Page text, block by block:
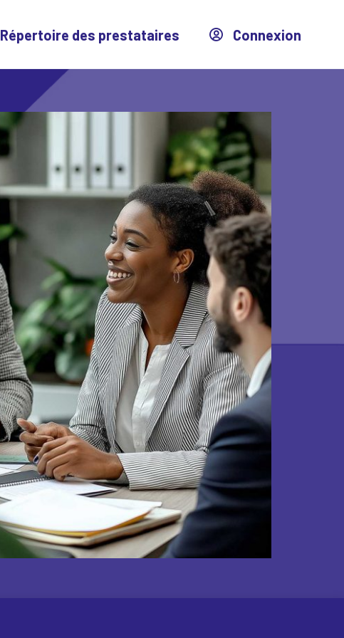
Répertoire des prestataires Connexion